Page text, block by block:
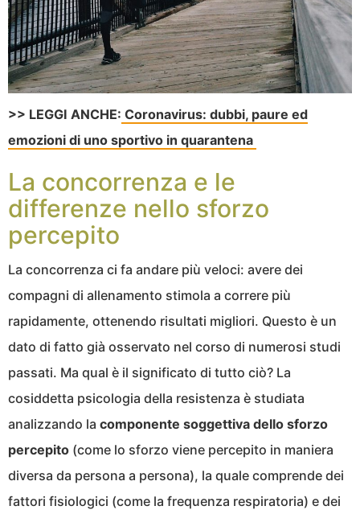
>> LEGGI ANCHE: Coronavirus: dubbi, paure ed
emozioni di uno sportivo in quarantena
La concorrenza e le
differenze nello sforzo
percepito
La concorrenza ci fa andare più veloci: avere dei
compagni di allenamento stimola a correre più
rapidamente, ottenendo risultati migliori. Questo è un
dato di fatto già osservato nel corso di numerosi studi
passati. Ma qual è il significato di tutto ciò? La
cosiddetta psicologia della resistenza è studiata
analizzando la componente soggettiva dello sforzo
percepito (come lo sforzo viene percepito in maniera
diversa da persona a persona), la quale comprende dei
fattori fisiologici (come la frequenza respiratoria) e dei